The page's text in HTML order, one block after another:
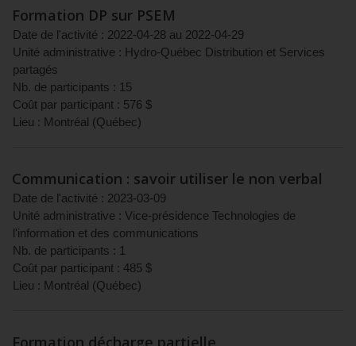
Formation DP sur PSEM
Date de l'activité : 2022-04-28 au 2022-04-29
Unité administrative : Hydro-Québec Distribution et Services
partagés
Nb. de participants : 15
Coût par participant : 576 $
Lieu : Montréal (Québec)
Communication : savoir utiliser le non verbal
Date de l'activité : 2023-03-09
Unité administrative : Vice-présidence Technologies de
l'information et des communications
Nb. de participants : 1
Coût par participant : 485 $
Lieu : Montréal (Québec)